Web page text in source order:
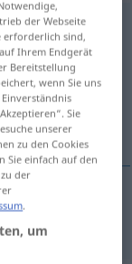
der Webseite
erforderlich sind,
Ihrem Endgerät
Bereitstellung
wenn Sie uns
Sie
unserer
zu den Cookies
Sie einfach auf den
der
.
um